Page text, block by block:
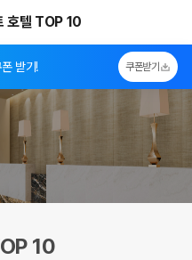
호텔 TOP 10
받기! 쿠폰받기
10